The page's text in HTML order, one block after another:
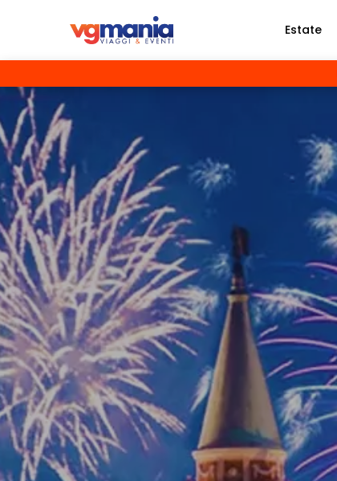
Estate